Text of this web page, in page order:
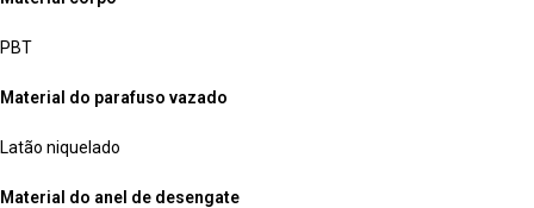
PBT
Material do parafuso vazado
Latão niquelado
Material do anel de desengate